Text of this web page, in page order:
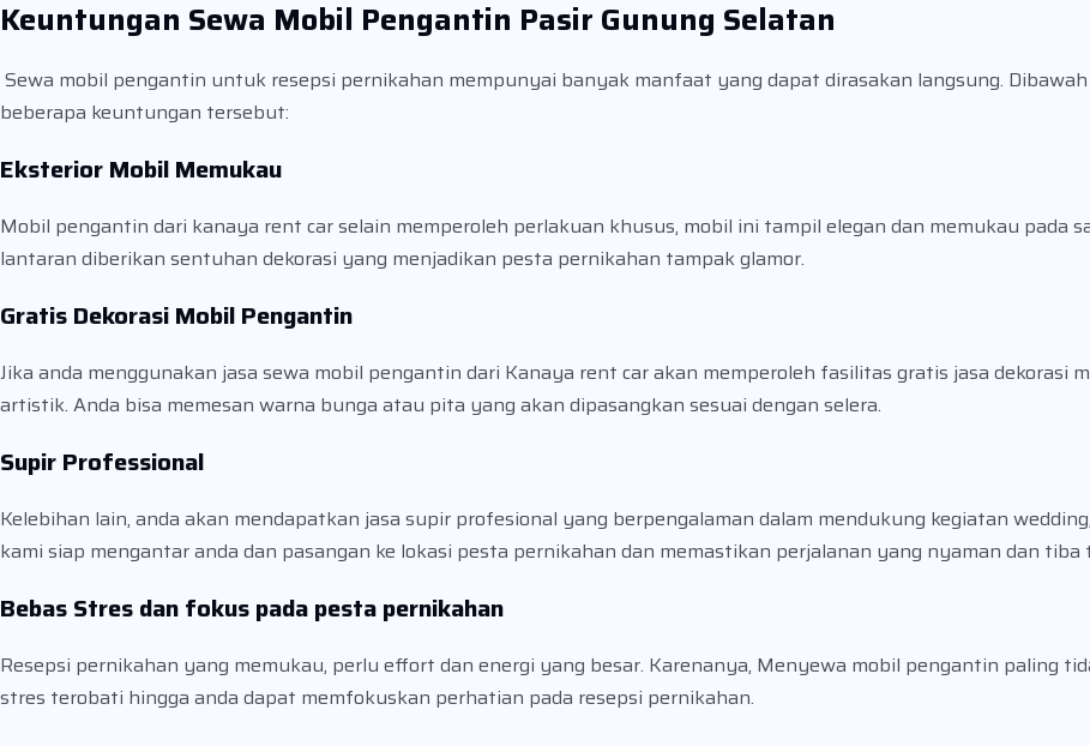
Keuntungan Sewa Mobil Pengantin Pasir Gunung Selatan
Sewa mobil pengantin untuk resepsi pernikahan mempunyai banyak manfaat yang dapat dirasakan langsung.
beberapa keuntungan tersebut:
Eksterior Mobil Memukau
Mobil pengantin dari kanaya rent car selain memperoleh perlakuan khusus, mobil ini tampil elegan dan memukau pada
lantaran diberikan sentuhan dekorasi yang menjadikan pesta pernikahan tampak glamor.
Gratis Dekorasi Mobil Pengantin
Jika anda menggunakan jasa sewa mobil pengantin dari Kanaya rent car akan memperoleh fasilitas gratis jasa dekorasi
artistik. Anda bisa memesan warna bunga atau pita yang akan dipasangkan sesuai dengan selera.
Supir Professional
Kelebihan lain, anda akan mendapatkan jasa supir profesional yang berpengalaman dalam mendukung kegiatan
kami siap mengantar anda dan pasangan ke lokasi pesta pernikahan dan memastikan perjalanan yang nyaman dan
Bebas Stres dan fokus pada pesta pernikahan
Resepsi pernikahan yang memukau, perlu effort dan energi yang besar. Karenanya, Menyewa mobil pengantin paling
stres terobati hingga anda dapat memfokuskan perhatian pada resepsi pernikahan.